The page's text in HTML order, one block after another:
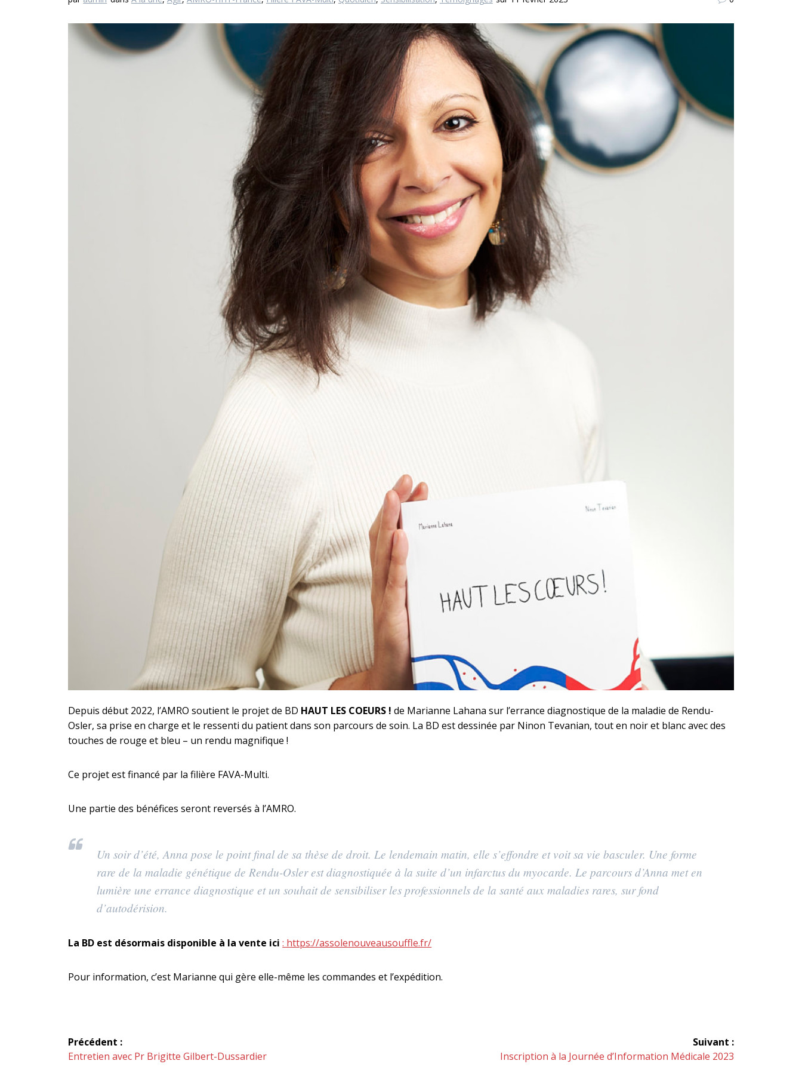
Depuis début 2022, l’AMRO soutient le projet de BD HAUT LES COEURS ! de Marianne Lahana sur l’errance diagnostique de la maladie de Rendu-
Osler, sa prise en charge et le ressenti du patient dans son parcours de soin. La BD est dessinée par Ninon Tevanian, tout en noir et blanc avec des
touches de rouge et bleu – un rendu magnifique !
Ce projet est financé par la filière FAVA-Multi.
Une partie des bénéfices seront reversés à l’AMRO.
Un soir d’été, Anna pose le point final de sa thèse de droit. Le lendemain matin, elle s’effondre et voit sa vie basculer. Une forme
rare de la maladie génétique de Rendu-Osler est diagnostiquée à la suite d’un infarctus du myocarde. Le parcours d’Anna met en
lumière une errance diagnostique et un souhait de sensibiliser les professionnels de la santé aux maladies rares, sur fond
d’autodérision.
La BD est désormais disponible à la vente ici: https://assolenouveausouffle.fr/
Pour information, c’est Marianne qui gère elle-même les commandes et l’expédition.
Navigation
Précédent :
Article
Entretien avec Pr Brigitte Gilbert-Dussardier
Suivant :
Article
Inscription à la Journée d’Information Médicale 2023